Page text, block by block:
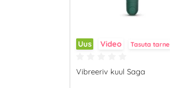
Uus Video Tasuta tarne
Vibreeriv kuul Saga